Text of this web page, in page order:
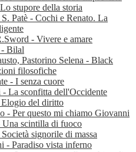
stupore della storia
Patè - Cochi e Renato. La
- Vivere e amare
Bilal
Pastorino Selena - Black
filosofiche
- I senza cuore
La sconfitta dell'Occidente
del diritto
- Per questo mi chiamo Giovanni
scintilla di fuoco
signorile di massa
- Paradiso vista inferno